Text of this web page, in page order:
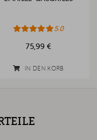
5.0
75,99 €
IN DEN KORB